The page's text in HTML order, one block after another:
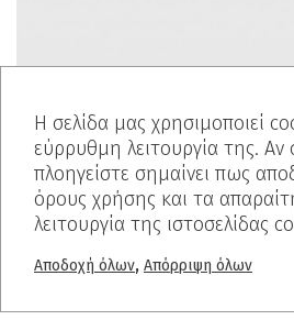
Η σελίδα μας χρησιμοποιεί
εύρρυθμη λειτουργία της. Αν
πλοηγείστε σημαίνει πως
όρους χρήσης και τα
λειτουργία της ιστοσελίδας
Αποδοχή όλων, Απόρριψη όλων